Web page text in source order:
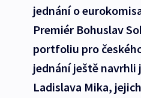
jednání o
Premiér Bohuslav
portfoliu pro
jednání ještě
Ladislava Mika,